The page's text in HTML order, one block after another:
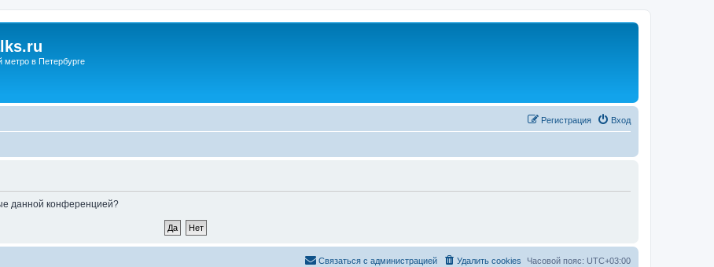
в Петербурге
Вход
Регистрация
данной конференцией?
Часовой пояс: UTC+03:00
Удалить cookies
Связаться с администрацией